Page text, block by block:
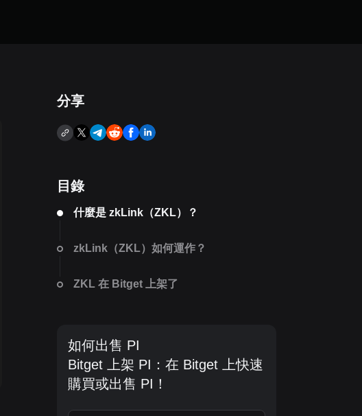
分享
目錄
什麼是 zkLink（ZKL）？
zkLink（ZKL）如何運作？
ZKL 在 Bitget 上架了
如何出售 PI
Bitget 上架 PI：在 Bitget 上快速
購買或出售 PI！